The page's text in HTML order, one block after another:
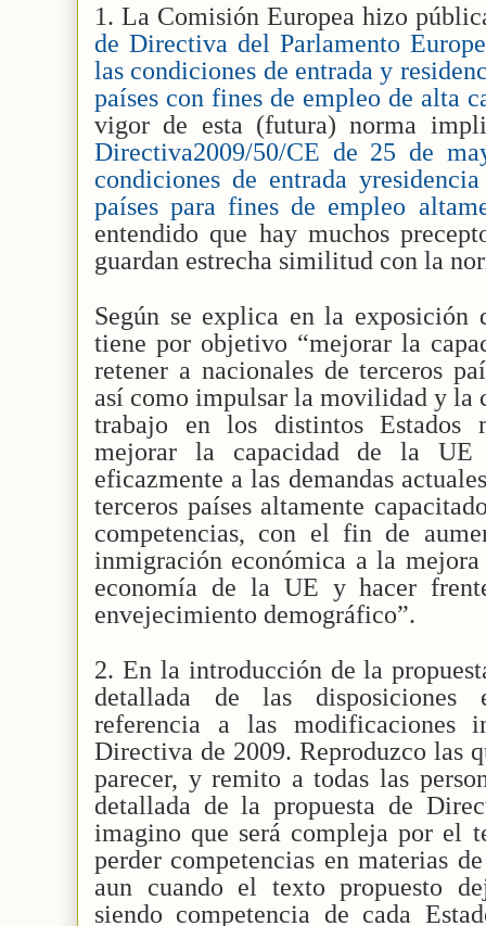
1. La Comisión Europea hizo
de Directiva del Parlamento
las condiciones de entrada y
países con fines de empleo de alta
vigor de esta (futura) norma
Directiva2009/50/CE de 25 de
condiciones de entrada
países para fines de empleo
entendido que hay muchos
guardan estrecha similitud con la
Según se explica en la
tiene por objetivo “mejorar la
retener a nacionales de terceros
así como impulsar la movilidad y la
trabajo en los distintos Estados
mejorar la capacidad de la UE
eficazmente a las demandas
terceros países altamente
competencias, con el fin de
inmigración económica a la
economía de la UE y hacer
envejecimiento demográfico”.
2. En la introducción de la
detallada de las disposiciones
referencia a las modificaciones
Directiva de 2009. Reproduzco las
parecer, y remito a todas las
detallada de la propuesta de
imagino que será compleja por el
perder competencias en materias
aun cuando el texto propuesto
siendo competencia de cada